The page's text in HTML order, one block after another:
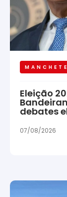
MANCHETE
Eleição
debates
07/08/2026